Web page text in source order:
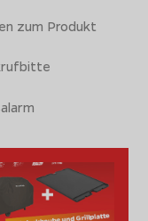
zum Produkt